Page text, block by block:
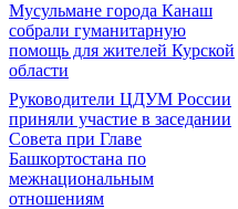
Мусульмане города Канаш
собрали гуманитарную
помощь для жителей Курской
области
Руководители ЦДУМ России
приняли участие в заседании
Совета при Главе
Башкортостана по
межнациональным
отношениям